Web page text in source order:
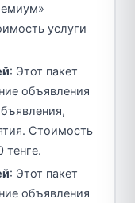
услуги
: Этот пакет
объявления
Стоимость
тенге.
: Этот пакет
объявления